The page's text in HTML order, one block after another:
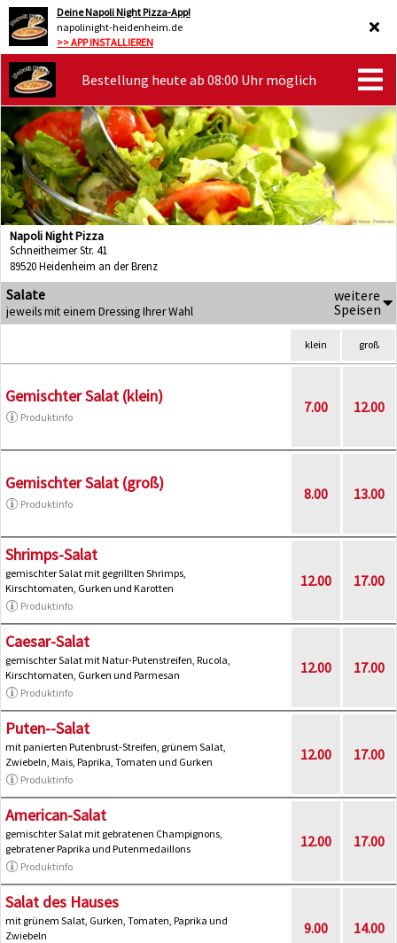
Deine Napoli Night Pizza-App!
napolinight-heidenheim.de
>> APP INSTALLIEREN
Bestellung heute ab 08:00 Uhr möglich
Napoli Night Pizza
Schneitheimer Str. 41
89520 Heidenheim an der Brenz
Salate
jeweils mit einem Dressing Ihrer Wahl
weitere
Speisen
klein groß
Gemischter Salat (klein)
Produktinfo
7.00 12.00
Gemischter Salat (groß)
Produktinfo
8.00 13.00
Shrimps-Salat
gemischter Salat mit gegrillten Shrimps,
Kirschtomaten, Gurken und Karotten
Produktinfo
12.00 17.00
Caesar-Salat
gemischter Salat mit Natur-Putenstreifen, Rucola,
Kirschtomaten, Gurken und Parmesan
Produktinfo
12.00 17.00
Puten--Salat
mit panierten Putenbrust-Streifen, grünem Salat,
Zwiebeln, Mais, Paprika, Tomaten und Gurken
Produktinfo
12.00 17.00
American-Salat
gemischter Salat mit gebratenen Champignons,
gebratener Paprika und Putenmedaillons
Produktinfo
12.00 17.00
Salat des Hauses
mit grünem Salat, Gurken, Tomaten, Paprika und
Zwiebeln
9.00 14.00